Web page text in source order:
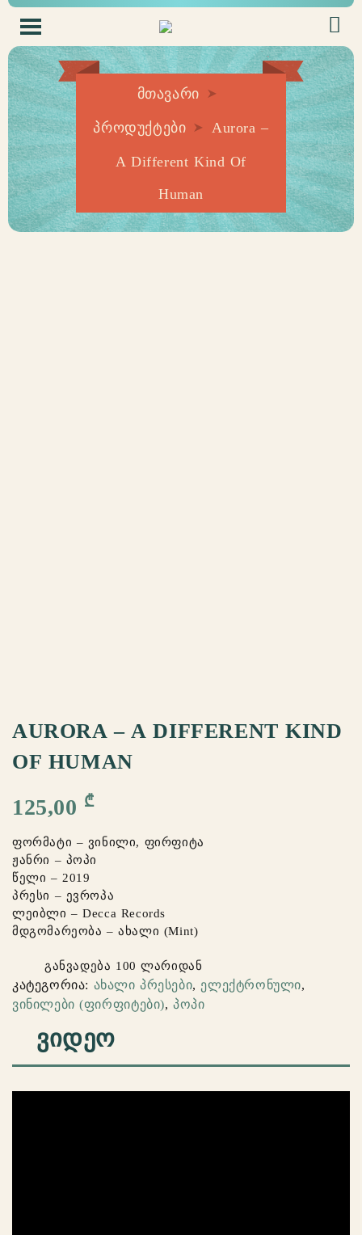
მთავარი
პროდუქტები Aurora –
A Different Kind Of
Human
AURORA – A DIFFERENT KIND
OF HUMAN
125,00 ₾
ფორმატი – ვინილი, ფირფიტა
ჟანრი – პოპი
წელი – 2019
პრესი – ევროპა
ლეიბლი – Decca Records
მდგომარეობა – ახალი (Mint)
განვადება 100 ლარიდან
კატეგორია: ახალი პრესები, ელექტრონული,
ვინილები (ფირფიტები),პოპი
ᲕᲘᲓᲔᲝ